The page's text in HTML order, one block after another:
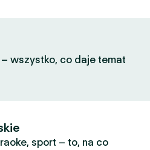
wszystko, co daje temat
sport – to, na co